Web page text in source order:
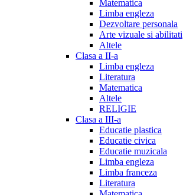
Matematica
Limba engleza
Dezvoltare personala
Arte vizuale si abilitati
Altele
Clasa a II-a
Limba engleza
Literatura
Matematica
Altele
RELIGIE
Clasa a III-a
Educatie plastica
Educatie civica
Educatie muzicala
Limba engleza
Limba franceza
Literatura